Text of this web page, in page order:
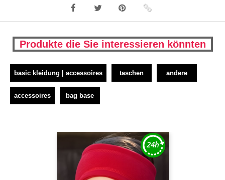
Produkte die Sie interessieren könnten
basic kleidung | accessoires taschen andere
accessoires bag base